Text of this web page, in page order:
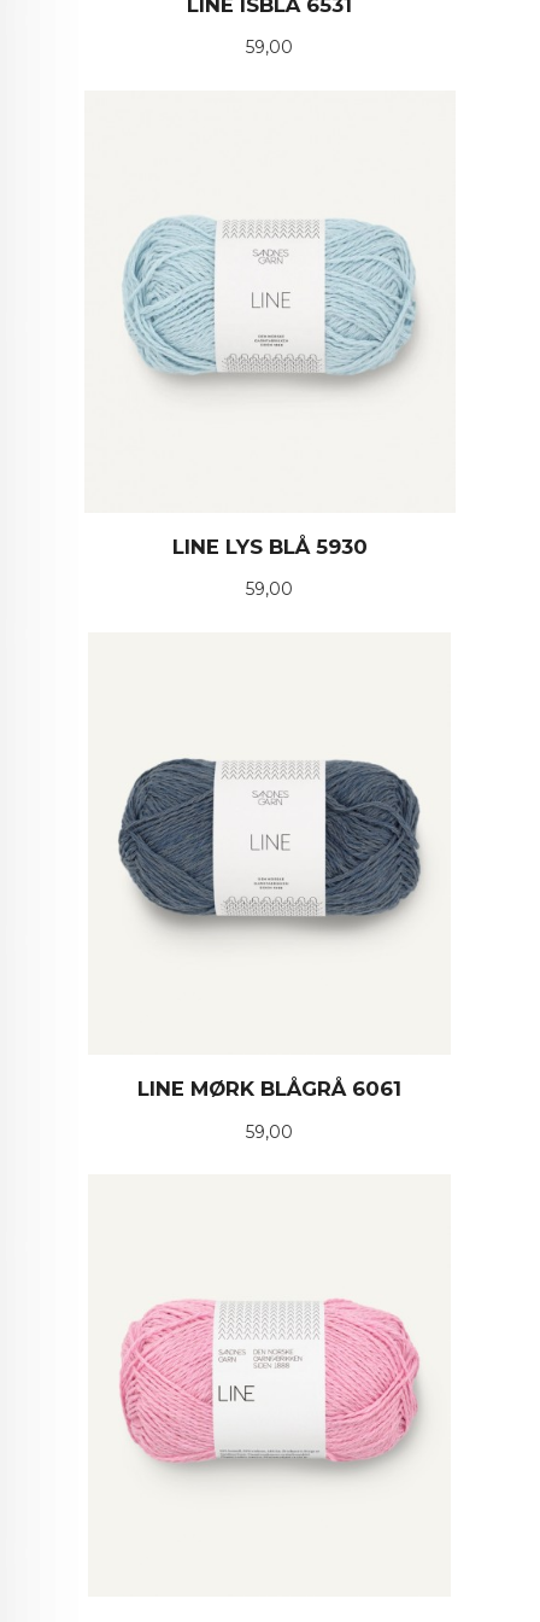
LINE ISBLÅ 6531
Pris
59,00
LINE LYS BLÅ 5930
Pris
59,00
LINE MØRK BLÅGRÅ 6061
Pris
59,00